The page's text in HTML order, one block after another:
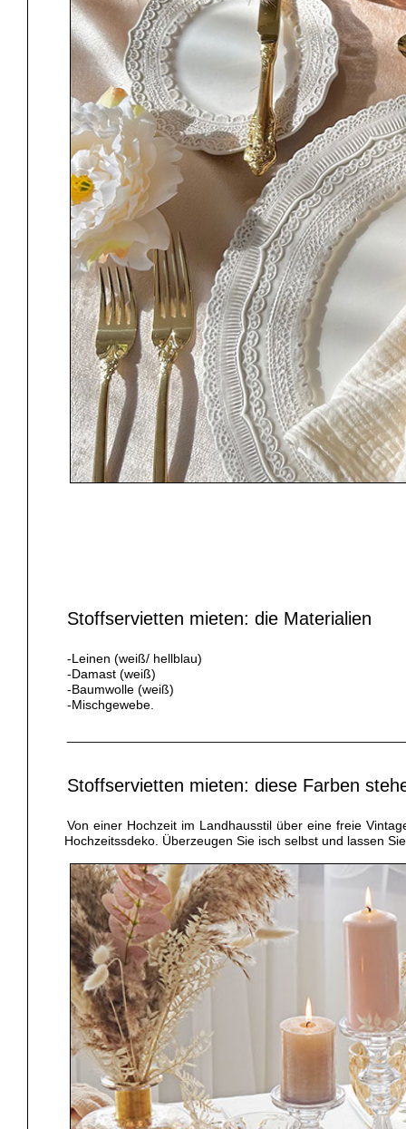
Stoffservietten mieten: die Materialien
-Leinen (weiß/ hellblau)
-Damast (weiß)
-Baumwolle (weiß)
-Mischgewebe.
Stoffservietten mieten: diese Farben
Von einer Hochzeit im Landhausstil über eine freie
Hochzeitssdeko. Überzeugen Sie isch selbst und lassen